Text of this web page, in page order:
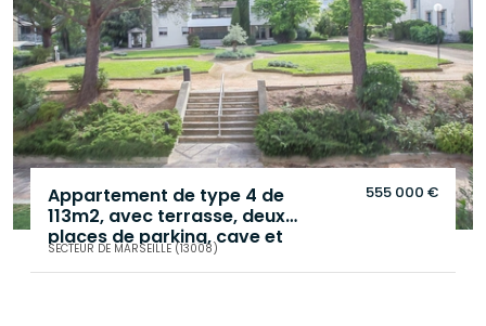
Appartement de type 4 de
113m2, avec terrasse, deux
places de parking, cave et
ascenseur, secteur Michelet.
SECTEUR DE MARSEILLE (13008)
555 000 €